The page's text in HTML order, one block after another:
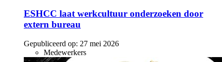
ESHCC laat werkcultuur onderzoeken door
extern bureau
Gepubliceerd op: 27 mei 2026
Medewerkers